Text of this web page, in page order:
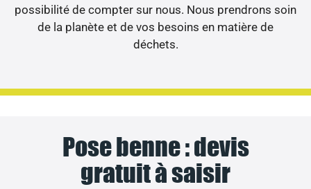
possibilité de compter sur nous. Nous prendrons soin
de la planète et de vos besoins en matière de
déchets.
Pose benne : devis
gratuit à saisir